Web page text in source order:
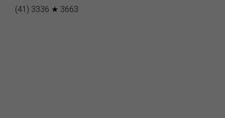
(41) 3336 ★ 3663